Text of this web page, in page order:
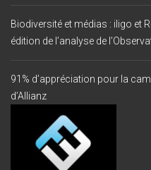
Biodiversité et médias : iligo et
édition de l’analyse de
91% d’appréciation pour la
d’Allianz